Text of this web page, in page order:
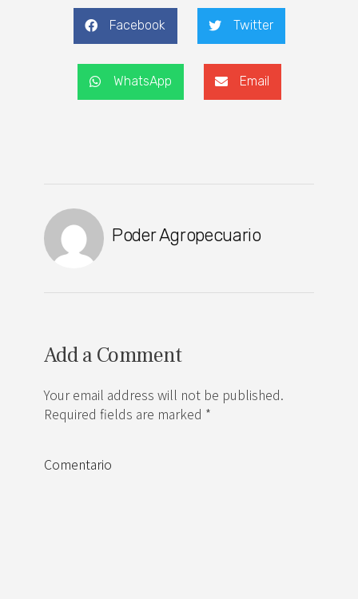
Facebook Twitter
WhatsApp Email
Poder Agropecuario
Add a Comment
Your email address will not be published.
Required fields are marked *
Comentario